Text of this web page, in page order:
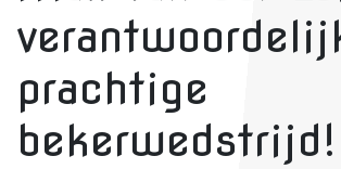
prachtige
bekerwedstrijd!